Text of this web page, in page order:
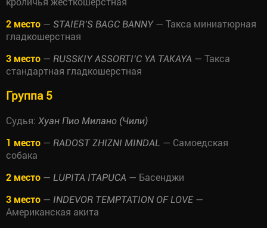
2 место — STAIER’S BAGC BANNY— Такса миниатюрная
гладкошерстная
3 место — RUSSKIY ASSORTI’C YA TAKAYA — Такса
стандартная гладкошерстная
Группа 5
Судья: Хуан Пио Милано (Чили)
1 место — RADOST ZHIZNI MINDAL — Самоедская
собака
2 место — LUPITA ITAPUCA — Басенджи
3 место — INDEVOR TEMPTATION OF LOVE —
Американская акита